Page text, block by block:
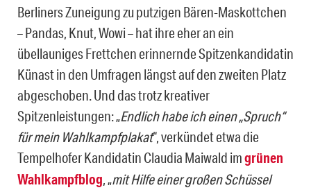
Berliners Zuneigung zu putzigen Bären-Maskottchen
– Pandas, Knut, Wowi – hat ihre eher an ein
übellauniges Frettchen erinnernde Spitzenkandidatin
Künast in den Umfragen längst auf den zweiten Platz
abgeschoben. Und das trotz kreativer
Spitzenleistungen: „Endlich habe ich einen „Spruch“
für mein Wahlkampfplakat“, verkündet etwa die
Tempelhofer Kandidatin Claudia Maiwald imgrünen
Wahlkampfblog, „mit Hilfe einer großen Schüssel